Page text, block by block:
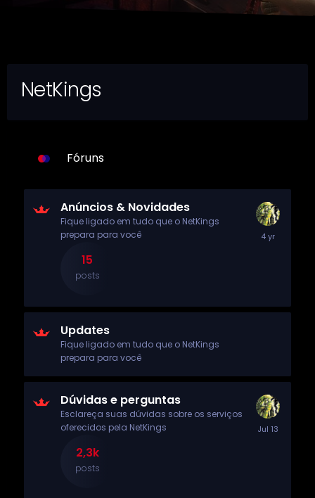
NetKings
Fóruns
Anúncios & Novidades
Fique ligado em tudo que o NetKings
prepara para você
15
posts
Updates
Fique ligado em tudo que o NetKings
prepara para você
Dúvidas e perguntas
Esclareça suas dúvidas sobre os serviços
oferecidos pela NetKings
2,3k
posts